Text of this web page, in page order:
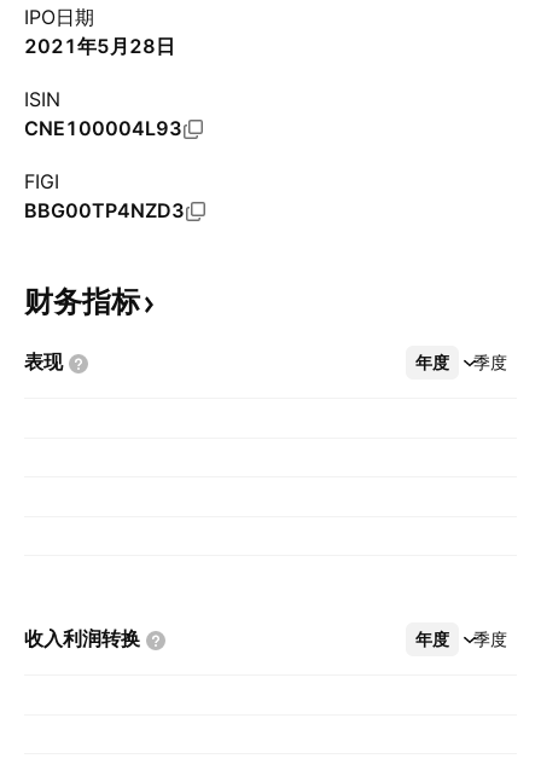
IPO日期
2021年5月28日
ISIN
CNE100004L93
FIGI
BBG00TP4NZD3
财务指标
表现 年度 季度
更多
收入利润转换 年度 季度
更多